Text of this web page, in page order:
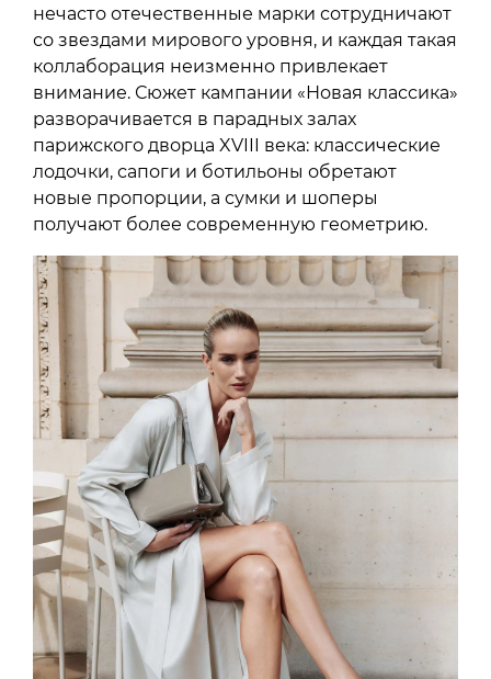
нечасто отечественные марки сотрудничают
со звездами мирового уровня, и каждая такая
коллаборация неизменно привлекает
внимание. Сюжет кампании «Новая классика»
разворачивается в парадных залах
парижского дворца XVIII века: классические
лодочки, сапоги и ботильоны обретают
новые пропорции, а сумки и шоперы
получают более современную геометрию.